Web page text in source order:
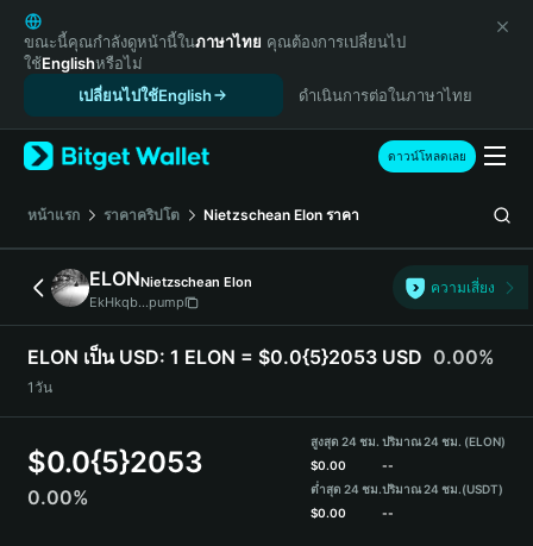
English
日本語
Tiếng Việt
Español (Latinoamérica)
Türkçe
Français
Deutsch
简体中文
繁體中文
Português (Portugal)
Bahasa Indonesia
ภาษาไทย
हिन्दी
Español
Português (Brasil)
ขณะนี้คุณกำลังดูหน้านี้ในภาษาไทย คุณต้องการเปลี่ยนไป
ใช้Englishหรือไม่
เปลี่ยนไปใช้English
ดำเนินการต่อในภาษาไทย
ดาวน์โหลดเลย
หน้าแรก ราคาคริปโต Nietzschean Elon ราคา
ELONNietzschean Elon
EkHkqb...pump
ความเสี่ยง
ELON เป็น USD: 1 ELON = $0.0{5}2053 USD 0.00%
1วัน
$0.0{5}2053
0.00%
สูงสุด 24 ชม.
$0.00
ต่ำสุด 24 ชม.
$0.00
ปริมาณ 24 ชม. (ELON)
--
ปริมาณ 24 ชม.(USDT)
--